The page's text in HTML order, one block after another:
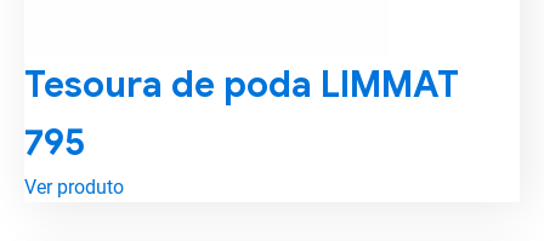
Tesoura de poda LIMMAT
795
Ver produto